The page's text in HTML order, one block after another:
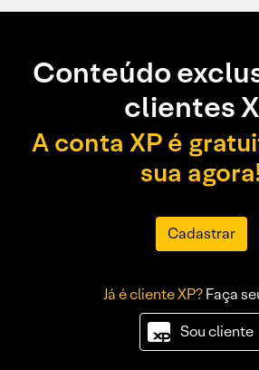
Conteúdo
clientes
A conta XP é
sua
Cadastrar
Já é cliente XP?Faça
Sou cliente